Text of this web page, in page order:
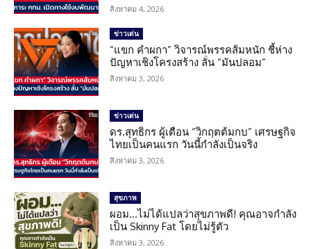
สิงหาคม 4, 2026
ข่าวเด่น
“แขก คำผกา” วิจารณ์พรรคส้มหนัก ชี้ห่าง
ปัญหาเชิงโครงสร้าง ลั่น “มันปลอม”
สิงหาคม 3, 2026
ข่าวเด่น
ดร.สุทธิกร ผู้เตือน “วิกฤตต้มกบ” เศรษฐกิจ
ไทยเป็นคนแรก วันนี้กำลังเป็นจริง
สิงหาคม 3, 2026
สุขภาพ
ผอม…ไม่ได้แปลว่าสุขภาพดี! คุณอาจกำลัง
เป็น Skinny Fat โดยไม่รู้ตัว
สิงหาคม 3, 2026